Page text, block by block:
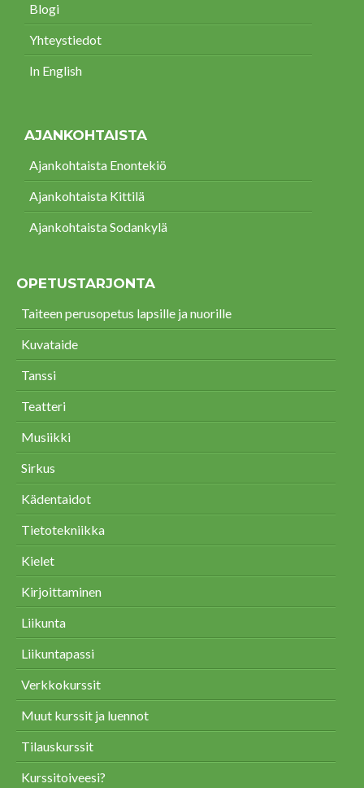
Blogi
Yhteystiedot
In English
AJANKOHTAISTA
Ajankohtaista Enontekiö
Ajankohtaista Kittilä
Ajankohtaista Sodankylä
OPETUSTARJONTA
Taiteen perusopetus lapsille ja nuorille
Kuvataide
Tanssi
Teatteri
Musiikki
Sirkus
Kädentaidot
Tietotekniikka
Kielet
Kirjoittaminen
Liikunta
Liikuntapassi
Verkkokurssit
Muut kurssit ja luennot
Tilauskurssit
Kurssitoiveesi?